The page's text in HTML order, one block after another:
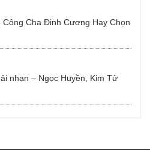
Công Cha Đinh Cương Hay Chọn
nhạn – Ngọc Huyền, Kim Tử